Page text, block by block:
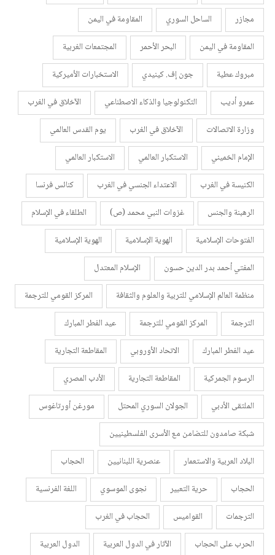
مجازر
الساحل السوري
المقاومة في اليمن
المقاومة في اليمن
البحر الأحمر
المجتمعات الغربية
مبروك عطية
جون إف. كينيدي
الاستخبارات الأميركية
عمرو أديب
التكنولوجيا والذكاء الاصطناعي
الآخلاق في الغرب
وزارة الاتصالات
الآخلاق في الغرب
يوم القدس العالمي
الإمام الخميني
الاستكبار العالمي
الاستكبار العالمي
الكنيسة في الغرب
الاعتداء الجنسي في الغرب
كنائس فرنسا
الرهبنة والجنس
غزوات النبي محمد (ص)
الطلقاء في الإسلام
الفتوحات الإسلامية
الهوية الإسلامية
الهوية الإسلامية
المفتي أحمد بدر الدين حسون
الإسلام المعتدل
منظمة العالم الإسلامي للتربية والعلوم والثقافة
المركز القومي للترجمة
الترجمة
المركز القومي للترجمة
عيد الفطر المبارك
عيد الفطر المبارك
الاتحاد الأوروبي
المقاطعة التجارية
الرسوم الجمركية
المقاطعة التجارية
الأدب المصري
الملتقى الأدبي
الجولان السوري المحتل
مورغن أورتاغوس
شبكة صامدون للتضامن مع الأسرى الفلسطينيين
البلاد العربية والاستعمار
عنصرية اللبنانيين
الحجاب
الحجاب
حرية التعبير نجوى الموسوي
اللغة الفرنسية
الترجمات
القواميس
الحجاب في الغرب
الحرب على الحجاب
الآثار في الدول العربية
الدول العربية